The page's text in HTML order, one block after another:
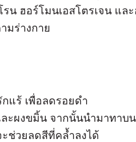
น ฮอร์โมนเอสโตรเจน แล
มร่างกาย
แร้ เพื่อลดรอยดำ
ะผงขมิ้น จากนั้นนำมาทาบ
ช่วยลดสีที่คล้ำลงได้